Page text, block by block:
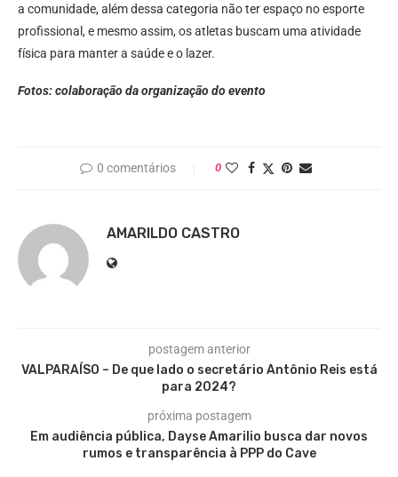
a comunidade, além dessa categoria não ter espaço no esporte
profissional, e mesmo assim, os atletas buscam uma atividade
física para manter a saúde e o lazer.
Fotos: colaboração da organização do evento
0 comentários 0
AMARILDO CASTRO
postagem anterior
VALPARAÍSO – De que lado o secretário Antônio Reis está
para 2024?
próxima postagem
Em audiência pública, Dayse Amarilio busca dar novos
rumos e transparência à PPP do Cave